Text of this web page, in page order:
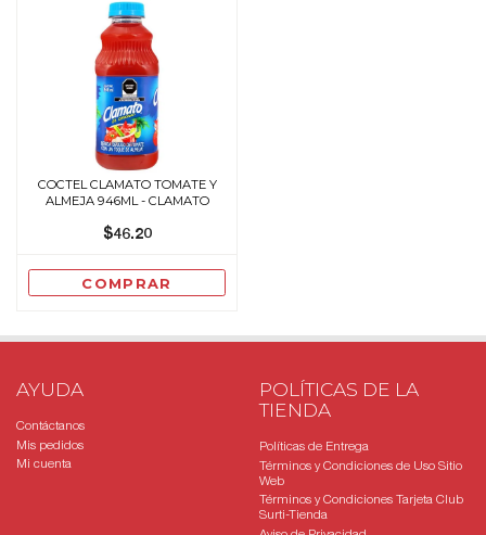
COCTEL CLAMATO TOMATE Y
ALMEJA 946ML - CLAMATO
$46.20
COMPRAR
AYUDA
Contáctanos
Mis pedidos
Mi cuenta
POLÍTICAS DE LA
TIENDA
Políticas de Entrega
Términos y Condiciones de Uso Sitio
Web
Términos y Condiciones Tarjeta Club
Surti-Tienda